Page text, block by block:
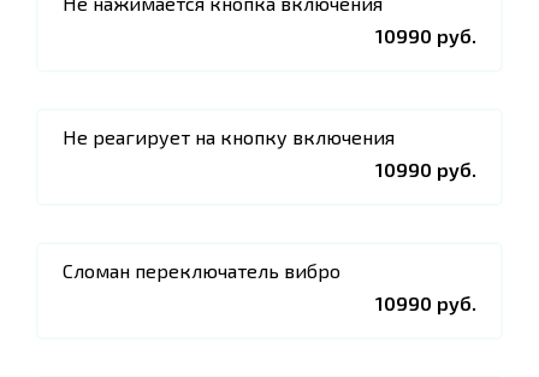
10990 руб.
Не реагирует на кнопку включения
10990 руб.
Сломан переключатель вибро
10990 руб.